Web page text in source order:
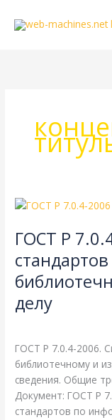
ГОСТ Р
делу
ГОСТ Р 7.0.4-2006.
библиотечному и
сведения. Общие
Документ: ГОСТ Р
стандартов по
ГОСТ
7.0.4-
Система
стандартов
по
информации,
и
издательскому
делу